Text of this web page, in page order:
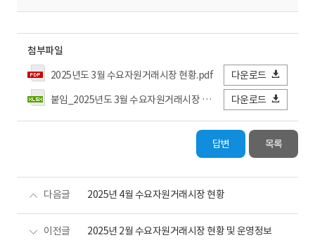
첨부파일
2025년도 3월 수요자원거래시장 현황.pdf
다운로드
붙임_2025년도 3월 수요자원거래시장 현황 상세.xlsx
다운로드
답변 목록
다음글 2025년 4월 수요자원거래시장 현황
이전글 2025년 2월 수요자원거래시장 현황 및 운영정보